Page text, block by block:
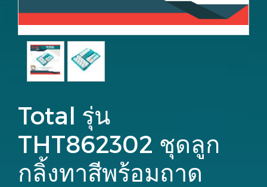
Total รุ่น
THT862302 ชุดลูก
กลิ้งทาสีพร้อมถาด